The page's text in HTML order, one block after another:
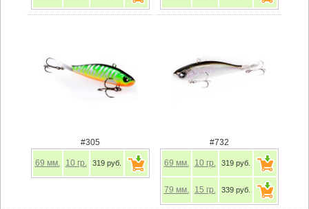
#305
69 мм. 10 гр. 319 руб.
#732
69 мм. 10 гр. 319 руб.
79 мм. 15 гр. 339 руб.